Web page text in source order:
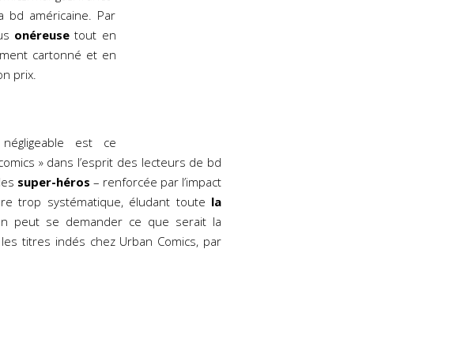
bd américaine. Par
onéreuse tout en
cartonné et en
prix.
est ce
» dans l’esprit des lecteurs de bd
super-héros – renforcée par l’impact
trop systématique, éludant toute la
peut se demander ce que serait la
titres indés chez Urban Comics, par